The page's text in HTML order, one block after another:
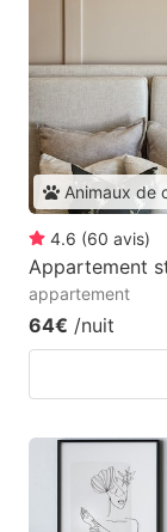
Animaux de
4.6 (60 avis)
Appartement
appartement
64€ /nuit